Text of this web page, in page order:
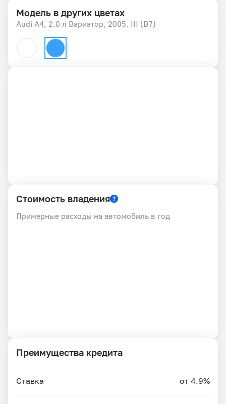
Модель в других цветах
Audi A4, 2.0 л Вариатор, 2005, III (B7)
Стоимость владения
Примерные расходы на автомобиль в год
Преимущества кредита
Ставка от 4.9%